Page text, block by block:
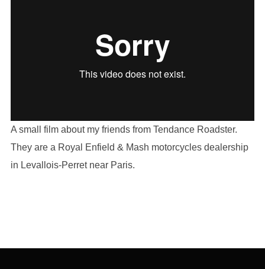
A small film about my friends from Tendance Roadster.
They are a Royal Enfield & Mash motorcycles dealership
in Levallois-Perret near Paris.